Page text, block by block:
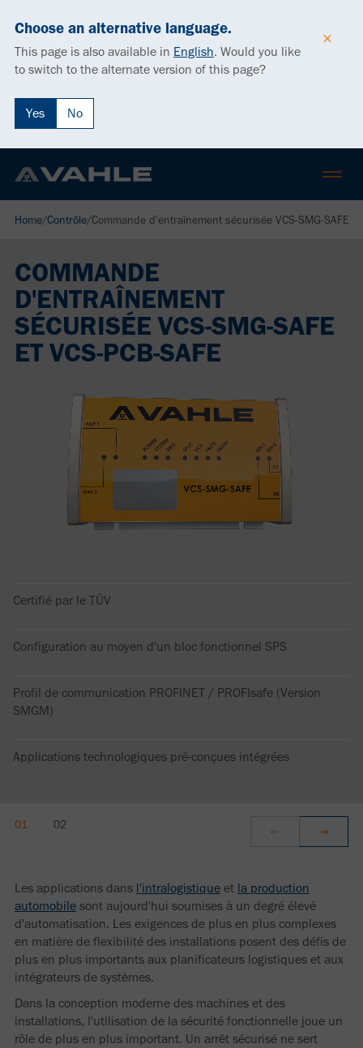
Choose an alternative language.
This page is also available in English. Would you like
to switch to the alternate version of this page?
Yes No
Home/Contrôle/Commande d'entraînement sécurisée VCS-SMG-SAFE et
COMMANDE
D'ENTRAÎNEMENT
SÉCURISÉE VCS-SMG-SAFE
ET VCS-PCB-SAFE
Certifié par le TÜV
Configuration au moyen d'un bloc fonctionnel SPS
Profil de communication PROFINET / PROFIsafe (Version
SMGM)
Applications technologiques pré-conçues intégrées
Les applications dans l'intralogistique et la production
automobile sont aujourd'hui soumises à un degré élevé
d'automatisation. Les exigences de plus en plus complexes
en matière de flexibilité des installations posent des défis de
plus en plus importants aux planificateurs logistiques et aux
intégrateurs de systèmes.
Dans la conception moderne des machines et des
installations, l'utilisation de la sécurité fonctionnelle joue un
rôle de plus en plus important. Un arrêt sécurisé ne sert